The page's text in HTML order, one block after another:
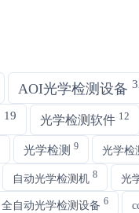
AOI光学检测设备
19 光学检测软件 12
光学检测 9 光学检
自动光学检测机 8 光
全自动光学检测设备 6